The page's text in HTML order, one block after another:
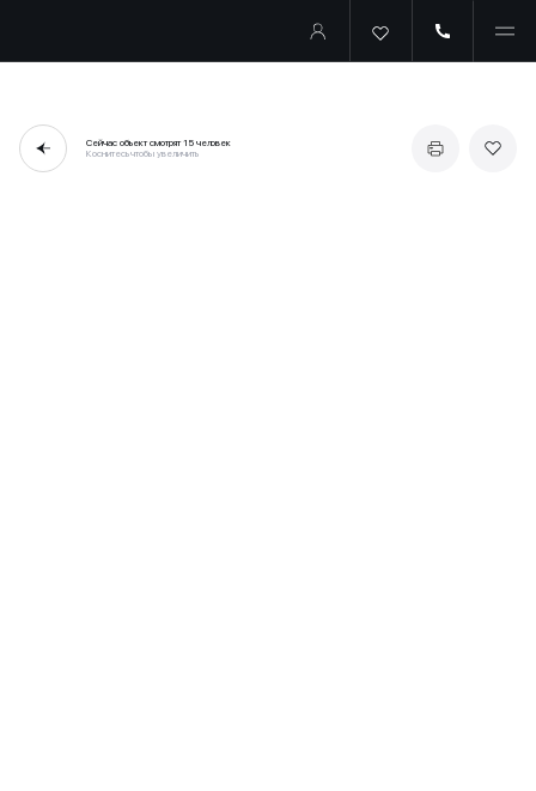
Сейчас объект смотрят15 человек
Коснитесь чтобы увеличить